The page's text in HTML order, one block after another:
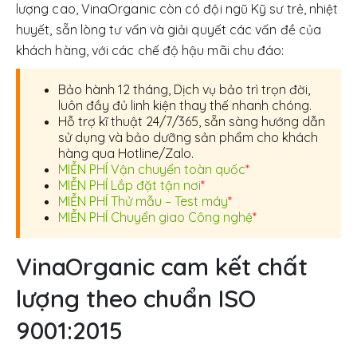
lượng cao, VinaOrganic còn có đội ngũ Kỹ sư trẻ, nhiệt
huyết, sẵn lòng tư vấn và giải quyết các vấn đề của
khách hàng, với các chế độ hậu mãi chu đáo:
Bảo hành 12 tháng, Dịch vụ bảo trì trọn đời,
luôn đầy đủ linh kiện thay thế nhanh chóng.
Hỗ trợ kĩ thuật 24/7/365, sẵn sàng hướng dẫn
sử dụng và bảo dưỡng sản phẩm cho khách
hàng qua Hotline/Zalo.
MIỄN PHÍ Vận chuyển toàn quốc*
MIỄN PHÍ Lắp đặt tận nơi*
MIỄN PHÍ Thử mẫu – Test máy*
MIỄN PHÍ Chuyển giao Công nghệ*
VinaOrganic cam kết chất
lượng theo chuẩn ISO
9001:2015